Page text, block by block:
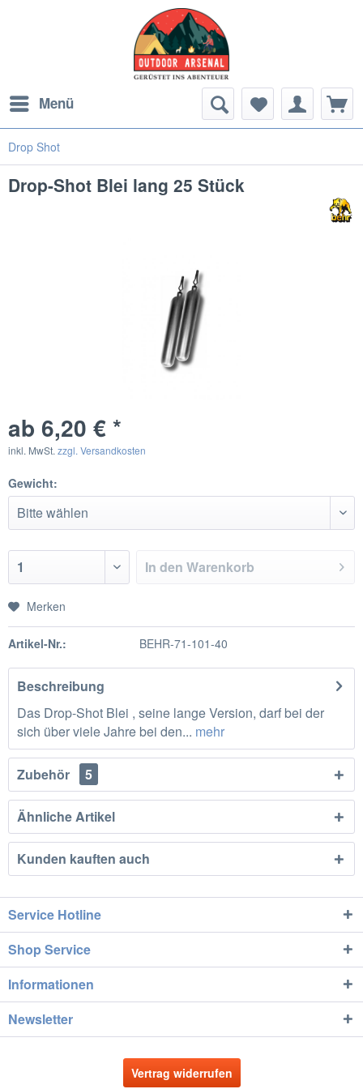
Menü
Drop Shot
Drop-Shot Blei lang 25 Stück
ab 6,20 € *
inkl. MwSt. zzgl. Versandkosten
Gewicht:
In den Warenkorb
Merken
Artikel-Nr.: BEHR-71-101-40
Beschreibung
Das Drop-Shot Blei , seine lange Version, darf bei der
sich über viele Jahre bei den... mehr
Zubehör 5
Ähnliche Artikel
Kunden kauften auch
Service Hotline
Shop Service
Informationen
Newsletter
Vertrag widerrufen